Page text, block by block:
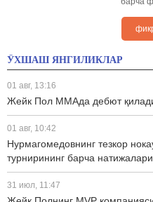
ЎХШАШ ЯНГИЛИКЛАР
01 авг, 13:16
Жейк Пол ММАда дебют
01 авг, 10:42
Нурмагомедовнинг тезкор
турнирининг барча натижалари
31 июл, 11:47